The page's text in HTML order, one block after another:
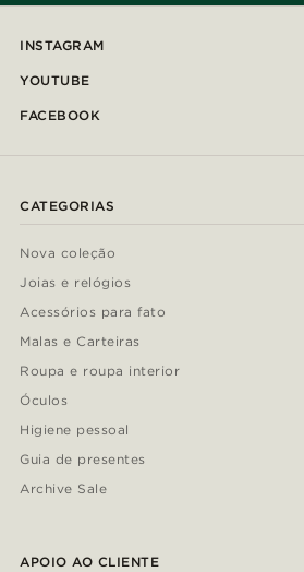
INSTAGRAM
YOUTUBE
FACEBOOK
CATEGORIAS
Nova coleção
Joias e relógios
Acessórios para fato
Malas e Carteiras
Roupa e roupa interior
Óculos
Higiene pessoal
Guia de presentes
Archive Sale
APOIO AO CLIENTE